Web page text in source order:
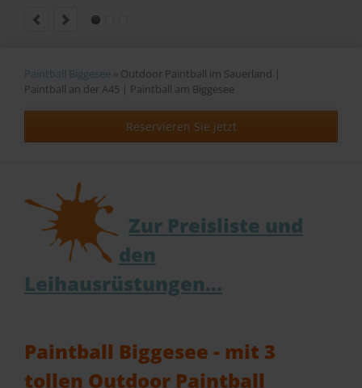
Paintball Biggesee » Outdoor Paintball im Sauerland |
Paintball an der A45 | Paintball am Biggesee
Reservieren Sie jetzt
Zur Preisliste und
den
Leihausrüstungen...
Paintball Biggesee - mit 3
tollen Outdoor Paintball